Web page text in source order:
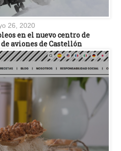
26, 2020
en el nuevo centro de
aviones de Castellón